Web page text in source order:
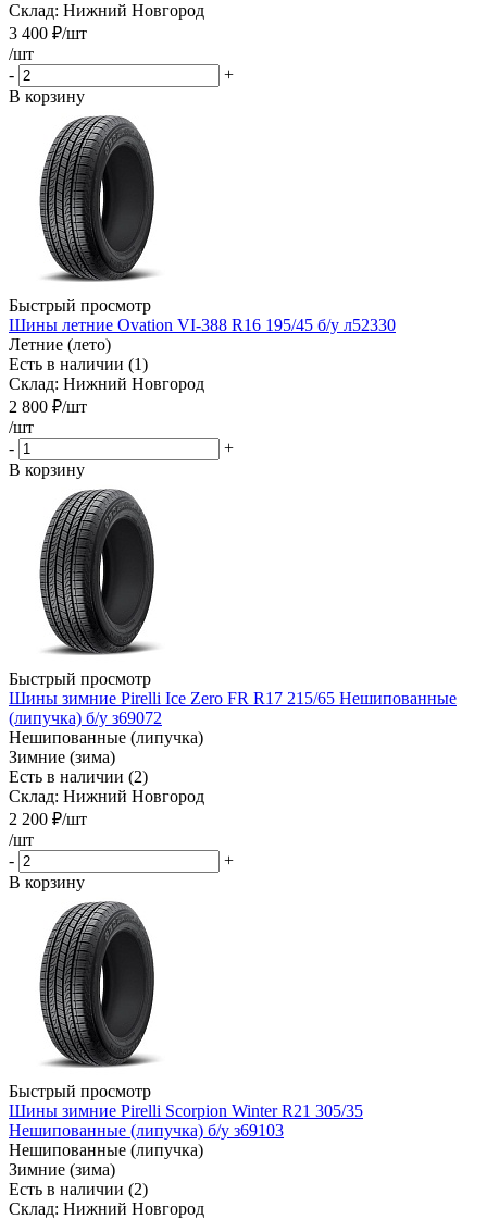
Склад: Нижний Новгород
3 400 ₽/шт
/шт
-
+
В корзину
Быстрый просмотр
Шины летние Ovation VI-388 R16 195/45 б/у л52330
Летние (лето)
Есть в наличии (1)
Склад: Нижний Новгород
2 800 ₽/шт
/шт
-
+
В корзину
Быстрый просмотр
Шины зимние Pirelli Ice Zero FR R17 215/65 Нешипованные
(липучка) б/у з69072
Нешипованные (липучка)
Зимние (зима)
Есть в наличии (2)
Склад: Нижний Новгород
2 200 ₽/шт
/шт
-
+
В корзину
Быстрый просмотр
Шины зимние Pirelli Scorpion Winter R21 305/35
Нешипованные (липучка) б/у з69103
Нешипованные (липучка)
Зимние (зима)
Есть в наличии (2)
Склад: Нижний Новгород